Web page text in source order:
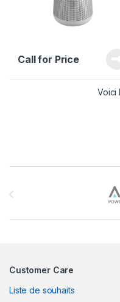
Call for Price
Voici
Customer Care
Liste de souhaits